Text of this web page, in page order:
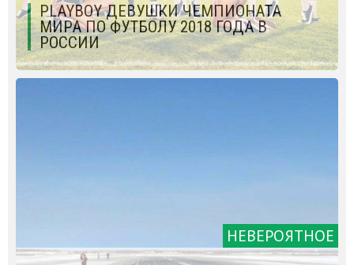
PLAYBOY ДЕВУШКИ ЧЕМПИОНАТА
МИРА ПО ФУТБОЛУ 2018 ГОДА В
РОССИИ
НЕВЕРОЯТНОЕ